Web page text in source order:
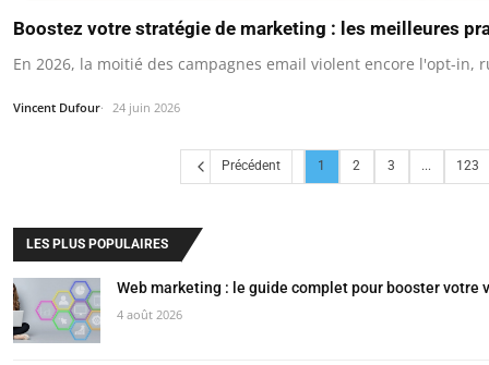
Boostez votre stratégie de marketing : les meilleures
En 2026, la moitié des campagnes email violent encore l'opt-
Vincent Dufour 24 juin 2026
Précédent 1 2 3 ... 123
LES PLUS POPULAIRES
Web marketing : le guide complet pour booster votre
4 août 2026